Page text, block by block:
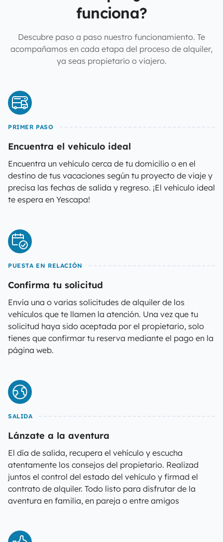
funciona?
Descubre paso a paso nuestro funcionamiento. Te
acompañamos en cada etapa del proceso de alquiler,
ya seas propietario o viajero.
PRIMER PASO
Encuentra el vehículo ideal
Encuentra un vehículo cerca de tu domicilio o en el
destino de tus vacaciones según tu proyecto de viaje y
precisa las fechas de salida y regreso. ¡El vehículo ideal
te espera en Yescapa!
PUESTA EN RELACIÓN
Confirma tu solicitud
Envía una o varias solicitudes de alquiler de los
vehículos que te llamen la atención. Una vez que tu
solicitud haya sido aceptada por el propietario, solo
tienes que confirmar tu reserva mediante el pago en la
página web.
SALIDA
Lánzate a la aventura
El día de salida, recupera el vehículo y escucha
atentamente los consejos del propietario. Realizad
juntos el control del estado del vehículo y firmad el
contrato de alquiler. Todo listo para disfrutar de la
aventura en familia, en pareja o entre amigos